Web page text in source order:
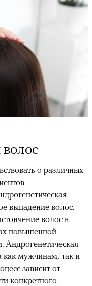
о различных
выпадение волос.
волос в
повышенной
Андрогенетическая
как мужчинам, так и
зависит от
конкретного